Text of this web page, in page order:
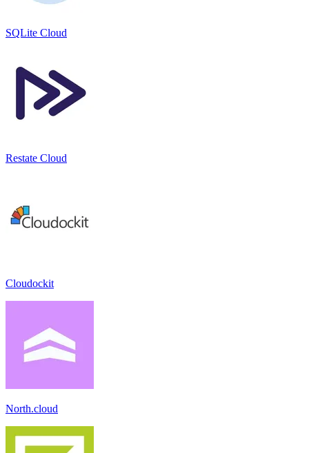
SQLite Cloud
Restate Cloud
Cloudockit
North.cloud